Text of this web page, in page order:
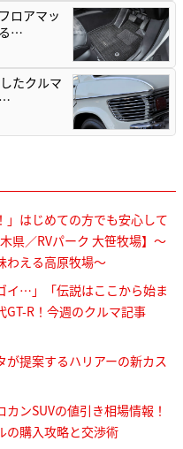
ロアマッ
…
たクルマ
」はじめての方でも安心して
県／RVパーク 大笹牧場】～
わえる高原牧場～
イ…」「伝説はここから始ま
GT-R！今週のクルマ記事
提案するハリアーの新カス
ンSUVの値引き相場情報！
の購入攻略と交渉術